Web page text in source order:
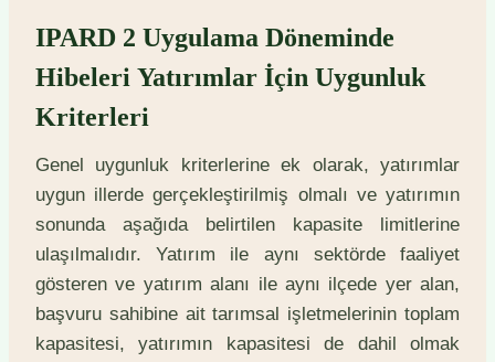
IPARD 2 Uygulama Döneminde
Hibeleri Yatırımlar İçin Uygunluk
Kriterleri
Genel uygunluk kriterlerine ek olarak, yatırımlar
uygun illerde gerçekleştirilmiş olmalı ve yatırımın
sonunda aşağıda belirtilen kapasite limitlerine
ulaşılmalıdır. Yatırım ile aynı sektörde faaliyet
gösteren ve yatırım alanı ile aynı ilçede yer alan,
başvuru sahibine ait tarımsal işletmelerinin toplam
kapasitesi, yatırımın kapasitesi de dahil olmak